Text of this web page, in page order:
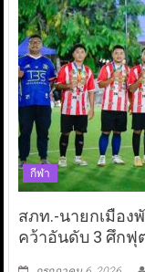
กีฬา
สภท.-นายกเมือง
คว้าอันดับ 3 ศึกฟุ